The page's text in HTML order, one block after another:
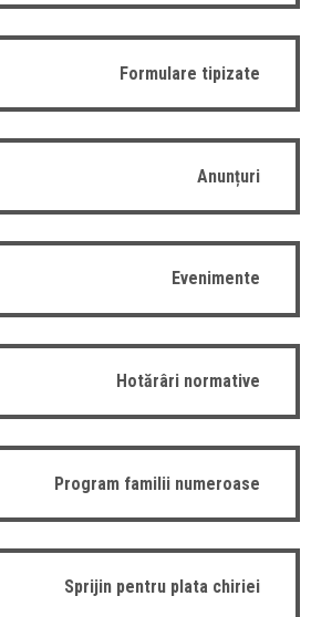
Formulare tipizate
Anunțuri
Evenimente
Hotărâri normative
Program familii numeroase
Sprijin pentru plata chiriei